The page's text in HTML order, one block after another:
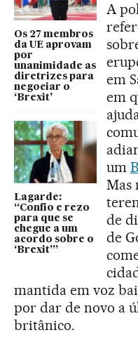
Os 27 membros
da UE aprovam
por
unanimidade as
diretrizes para
negociar o
‘Brexit’
Lagarde:
“Confio e rezo
para que se
chegue a um
acordo sobre o
‘Brexit’”
A
em
em
um
Mas
de
de
mantida em voz
por dar de novo a
britânico.